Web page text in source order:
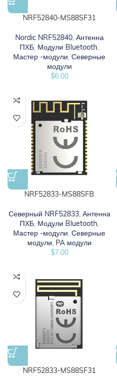
NRF52840-MS88SF31
Nordic NRF52840, Антенна
ПХБ, Модули Bluetooth,
Мастер -модули, Северные
модули
$6.00
NRF52833-MS88SFB
Северный NRF52833, Антенна
ПХБ, Модули Bluetooth,
Мастер -модули, Северные
модули, PA модули
$7.00
NRF52833-MS88SF31